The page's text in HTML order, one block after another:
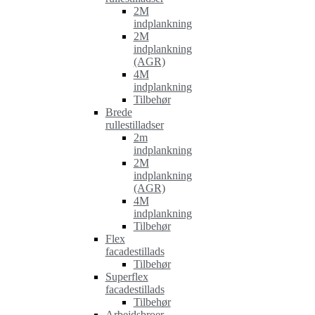
2M
indplankning
2M
indplankning
(AGR)
4M
indplankning
Tilbehør
Brede
rullestilladser
2m
indplankning
2M
indplankning
(AGR)
4M
indplankning
Tilbehør
Flex
facadestillads
Tilbehør
Superflex
facadestillads
Tilbehør